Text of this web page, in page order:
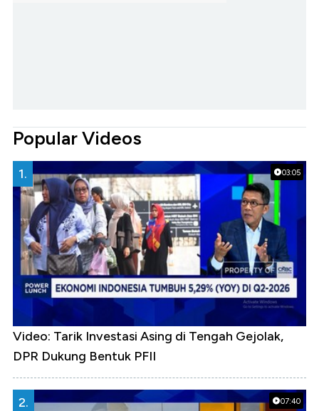
Popular Videos
03:05
1.
Video: Tarik Investasi Asing di Tengah Gejolak,
DPR Dukung Bentuk PFII
07:40
2.